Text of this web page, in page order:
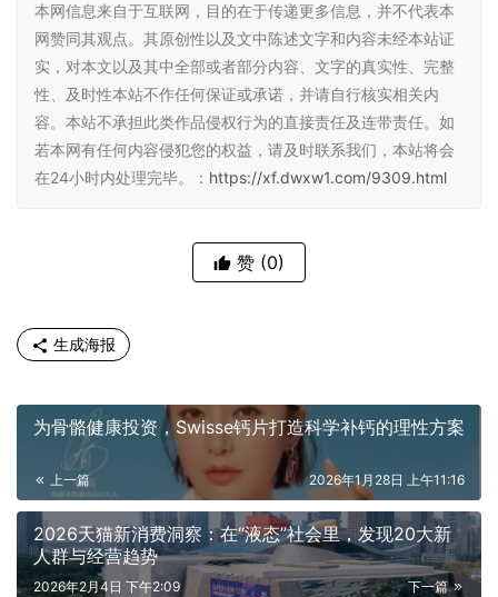
本网信息来自于互联网，目的在于传递更多信息，并不代表本
网赞同其观点。其原创性以及文中陈述文字和内容未经本站证
实，对本文以及其中全部或者部分内容、文字的真实性、完整
性、及时性本站不作任何保证或承诺，并请自行核实相关内
容。本站不承担此类作品侵权行为的直接责任及连带责任。如
若本网有任何内容侵犯您的权益，请及时联系我们，本站将会
在24小时内处理完毕。： https://xf.dwxw1.com/9309.html
赞 (0)
生成海报
为骨骼健康投资，Swisse钙片打造科学补钙的理性方案
上一篇 2026年1月28日 上午11:16
​2026天猫新消费洞察：在“液态”社会里，发现20大新
人群与经营趋势
下一篇
2026年2月4日 下午2:09